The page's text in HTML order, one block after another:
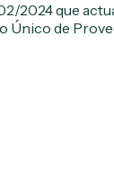
2024 que
Único de